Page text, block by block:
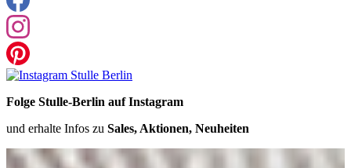
Folge Stulle-Berlin auf Instagram
und erhalte Infos zu Sales, Aktionen, Neuheiten